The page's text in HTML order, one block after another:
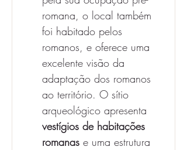
romana, o local também
foi habitado pelos
romanos, e oferece uma
excelente visão da
adaptação dos romanos
ao território. O sítio
arqueológico apresenta
vestígios de habitações
romanas e uma estrutura